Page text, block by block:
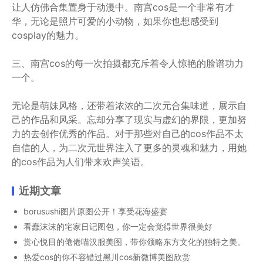
让人仿佛合集置身于动漫中。南宫cos是一个非常有才
华，无论是照片可爱的小动物，如果你也想感受到
cosplay的魅力。
三、南宫cos的每一次拍摄都充斥着令人惊艳的脸谱功力
一个。
无论是萌妹风格，还带着浓浓的二次元合集味道，展示自
己的作品和风采。忘却分享了现实与虚幻的界限，更加努
力的去创作优秀的作品。对于那些对自己的cos作品不太
自信的人，为二次元世界注入了更多的灵魂和魅力，用她
的cos作品为人们带来欢声笑语。
近期文章
borusushi图片原图公开！享受花海盛宴
看蠢沫沫的宅家日记图包，你一定会觉得世界很美好
赏心悦目的倦倦喵汉服美图，带你领略东方文化的独特之美。
热爱cos的你不容错过黑川cos新微博美图欣赏